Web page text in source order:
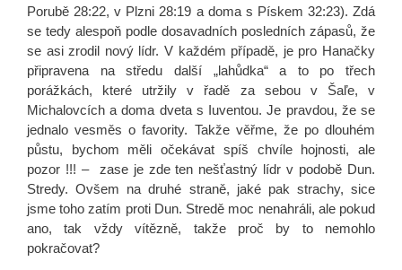
Porubě 28:22, v Plzni 28:19 a doma s Pískem 32:23). Zdá
se tedy alespoň podle dosavadních posledních zápasů, že
se asi zrodil nový lídr. V každém případě, je pro Hanačky
připravena na středu další „lahůdka“ a to po třech
porážkách, které utržily v řadě za sebou v Šaľe, v
Michalovcích a doma dveta s Iuventou. Je pravdou, že se
jednalo vesměs o favority. Takže věřme, že po dlouhém
půstu, bychom měli očekávat spíš chvíle hojnosti, ale
pozor !!! – zase je zde ten nešťastný lídr v podobě Dun.
Stredy. Ovšem na druhé straně, jaké pak strachy, sice
jsme toho zatím proti Dun. Stredě moc nenahráli, ale pokud
ano, tak vždy vítězně, takže proč by to nemohlo
pokračovat?